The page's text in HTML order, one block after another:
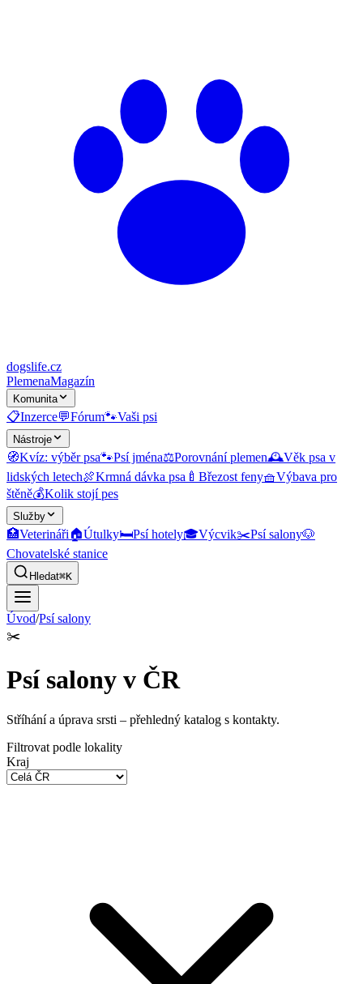
dogslife.cz
PlemenaMagazín
Komunita
📋Inzerce💬Fórum🐾Vaši psi
Nástroje
🧭Kvíz: výběr psa🐾Psí jména⚖️Porovnání plemen🕰️Věk psa v
lidských letech🍖Krmná dávka psa 🍼 Březost feny🧺Výbava pro
štěně💰Kolik stojí pes
Služby
🏥Veterináři🏠Útulky🛏️Psí hotely🎓Výcvik✂️Psí salony🐶
Chovatelské stanice
Hledat⌘K
Úvod/Psí salony
✂️
Psí salony v ČR
Stříhání a úprava srsti – přehledný katalog s kontakty.
Filtrovat podle lokality
Kraj